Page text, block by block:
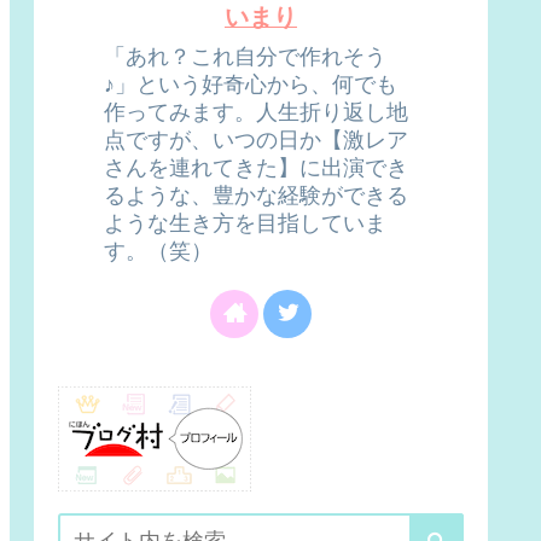
いまり
「あれ？これ自分で作れそう
♪」という好奇心から、何でも
作ってみます。人生折り返し地
点ですが、いつの日か【激レア
さんを連れてきた】に出演でき
るような、豊かな経験ができる
ような生き方を目指していま
す。（笑）